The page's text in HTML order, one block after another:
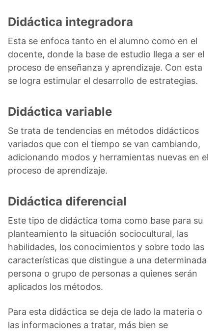
Didáctica integradora
Esta se enfoca tanto en el alumno como en el
docente, donde la base de estudio llega a ser el
proceso de enseñanza y aprendizaje. Con esta
se logra estimular el desarrollo de estrategias.
Didáctica variable
Se trata de tendencias en métodos didácticos
variados que con el tiempo se van cambiando,
adicionando modos y herramientas nuevas en el
proceso de aprendizaje.
Didáctica diferencial
Este tipo de didáctica toma como base para su
planteamiento la situación sociocultural, las
habilidades, los conocimientos y sobre todo las
características que distingue a una determinada
persona o grupo de personas a quienes serán
aplicados los métodos.
Para esta didáctica se deja de lado la materia o
las informaciones a tratar, más bien se